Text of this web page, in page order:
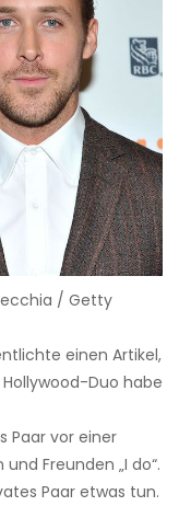
/ Getty
einen Artikel,
Duo habe
Paar vor einer
Freunden „I do“.
Paar etwas tun.